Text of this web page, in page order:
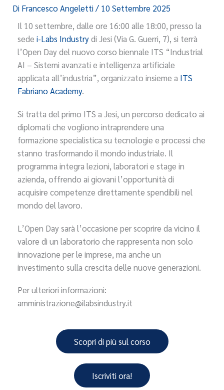
Di Francesco Angeletti/ 10 Settembre 2025
Il 10 settembre, dalle ore 16:00 alle 18:00, presso la
sedei-Labs Industrydi Jesi (Via G. Guerri, 7), si terrà
l’Open Day del nuovo corso biennale ITS “Industrial
AI – Sistemi avanzati e intelligenza artificiale
applicata all’industria”, organizzato insieme a ITS
Fabriano Academy.
Si tratta del primo ITS a Jesi, un percorso dedicato ai
diplomati che vogliono intraprendere una
formazione specialistica su tecnologie e processi che
stanno trasformando il mondo industriale. Il
programma integra lezioni, laboratori e stage in
azienda, offrendo ai giovani l’opportunità di
acquisire competenze direttamente spendibili nel
mondo del lavoro.
L’Open Day sarà l’occasione per scoprire da vicino il
valore di un laboratorio che rappresenta non solo
innovazione per le imprese, ma anche un
investimento sulla crescita delle nuove generazioni.
Per ulteriori informazioni:
amministrazione@ilabsindustry.it
Scopri di più sul corso
Iscriviti ora!